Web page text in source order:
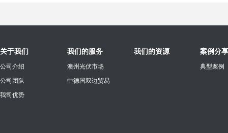
关于我们
公司介绍
公司团队
我司优势
我们的服务
澳州光伏市场
中德国双边贸易
我们的资源 案例分享
典型案例